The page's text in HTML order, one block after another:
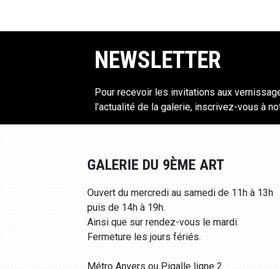
NEWSLETTER
Pour recevoir les invitations aux
l'actualité de la galerie, inscrivez-vous à
GALERIE DU 9ÈME ART
Ouvert du mercredi au samedi de 11h à 13h
puis de 14h à 19h.
Ainsi que sur rendez-vous le mardi.
Fermeture les jours fériés.
Métro Anvers ou Pigalle ligne 2.